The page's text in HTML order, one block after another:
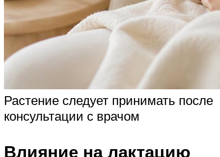
Растение следует принимать после
консультации с врачом
Влияние на лактацию